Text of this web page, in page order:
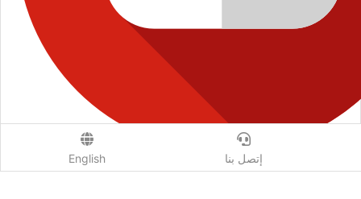
إتصل بنا English
إتصل بنا